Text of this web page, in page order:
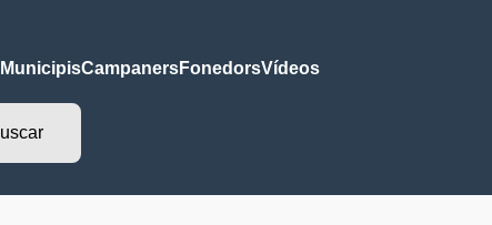
MunicipisCampanersFonedorsVídeos